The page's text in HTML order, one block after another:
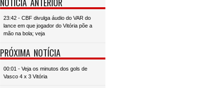
23:42 - CBF divulga áudio do VAR do
lance em que jogador do Vitória põe a
mão na bola; veja
PRÓXIMA NOTÍCIA
00:01 - Veja os minutos dos gols de
Vasco 4 x 3 Vitória